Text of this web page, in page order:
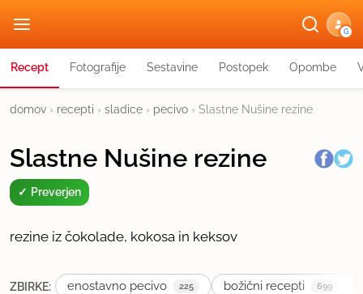
G
Recept Fotografije Sestavine Postopek Opombe
domov › recepti › sladice › pecivo › Slastne Nušine rezine
Slastne Nušine rezine
Preverjen
rezine iz čokolade, kokosa in keksov
ZBIRKE: enostavno pecivo 225 božični recepti 699